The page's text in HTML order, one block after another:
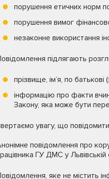
порушення етичних норм
порушення вимог
незаконне використання
підлягають
прізвище, ім’я, по
інформацію про факти
Закону, яка може бути
увагу, що
повідомлення про
ГУ ДМС у Львівській
яке не містить